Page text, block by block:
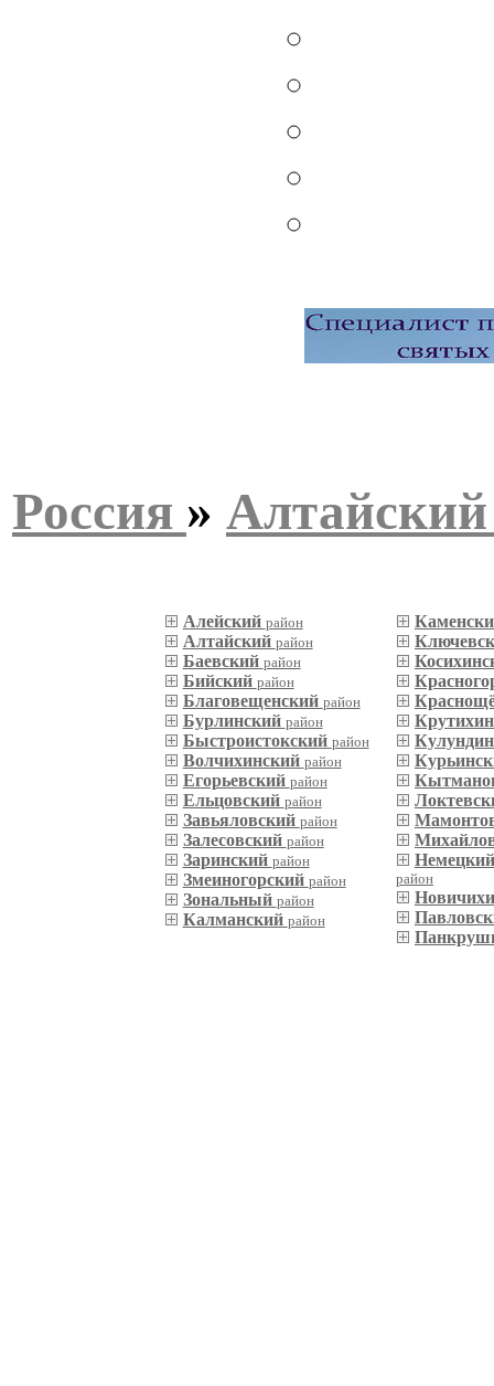
Россия »
Алейский район
Алтайский район
Баевский район
Бийский район
Благовещенский район
Бурлинский район
Быстроистокский район
Волчихинский район
Егорьевский район
Ельцовский район
Завьяловский район
Залесовский район
Заринский район
Змеиногорский район
Зональный район
Калманский район
район